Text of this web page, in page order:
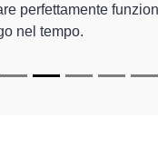
perfettamente
nel tempo.